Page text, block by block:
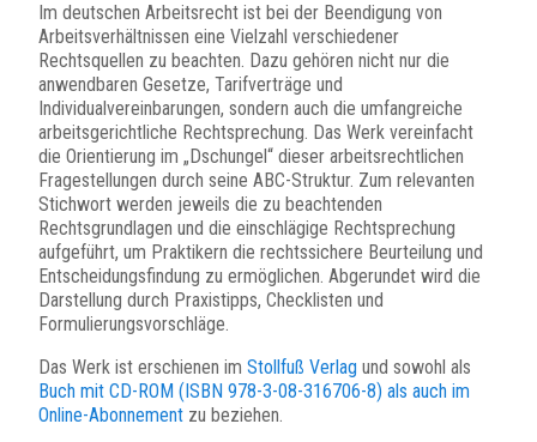
Im deutschen Arbeitsrecht ist bei der Beendigung von
Arbeitsverhältnissen eine Vielzahl verschiedener
Rechtsquellen zu beachten. Dazu gehören nicht nur die
anwendbaren Gesetze, Tarifverträge und
Individualvereinbarungen, sondern auch die umfangreiche
arbeitsgerichtliche Rechtsprechung. Das Werk vereinfacht
die Orientierung im „Dschungel“ dieser arbeitsrechtlichen
Fragestellungen durch seine ABC-Struktur. Zum relevanten
Stichwort werden jeweils die zu beachtenden
Rechtsgrundlagen und die einschlägige Rechtsprechung
aufgeführt, um Praktikern die rechtssichere Beurteilung und
Entscheidungsfindung zu ermöglichen. Abgerundet wird die
Darstellung durch Praxistipps, Checklisten und
Formulierungsvorschläge.
Das Werk ist erschienen im Stollfuß Verlag und sowohl als
Buch mit CD-ROM (ISBN 978-3-08-316706-8) als auch im
Online-Abonnement zu beziehen.